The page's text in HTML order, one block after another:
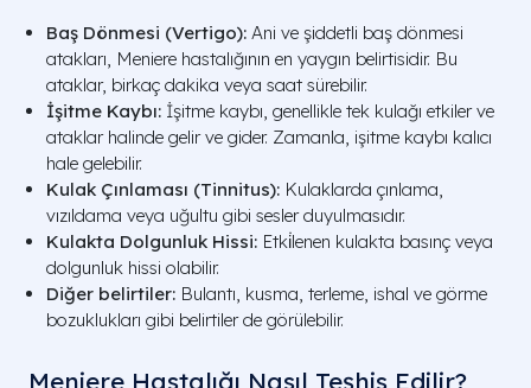
Baş Dönmesi (Vertigo): Ani ve şiddetli baş dönmesi
atakları, Meniere hastalığının en yaygın belirtisidir. Bu
ataklar, birkaç dakika veya saat sürebilir.
İşitme Kaybı: İşitme kaybı, genellikle tek kulağı etkiler ve
ataklar halinde gelir ve gider. Zamanla, işitme kaybı kalıcı
hale gelebilir.
Kulak Çınlaması (Tinnitus): Kulaklarda çınlama,
vızıldama veya uğultu gibi sesler duyulmasıdır.
Kulakta Dolgunluk Hissi: Etki̇lenen kulakta basınç veya
dolgunluk hissi olabilir.
Diğer belirtiler: Bulantı, kusma, terleme, ishal ve görme
bozuklukları gibi belirtiler de görülebilir.
Meniere Hastalığı Nasıl Teşhis Edilir?